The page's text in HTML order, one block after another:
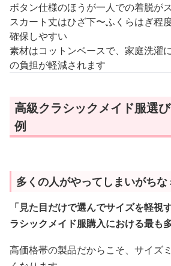
ボタン仕様のほうが一人での着脱が
スカート丈はひざ下〜ふくらはぎ程
確保しやすい
素材はコットンベースで、家庭洗濯
の負担が軽減されます
高級クラシックメイド服選
例
多くの人がやってしまいがちな
「見た目だけで選んでサイズを軽視
ラシックメイド服購入における最も
高価格帯の製品だからこそ、サイズ